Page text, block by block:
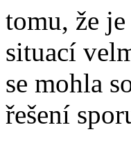
tomu, že
situací
se mohla
řešení